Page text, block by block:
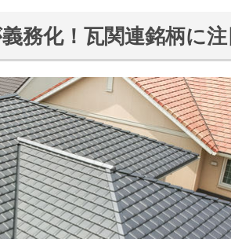
務化！瓦関連銘柄に注